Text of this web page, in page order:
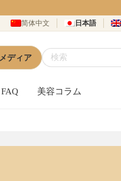
简体中文 日本語
メディア
FAQ 美容コラム